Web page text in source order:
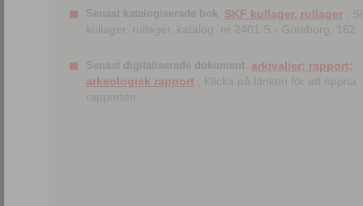
Senast katalogiserade bok SKF kullager, rullager ;
kullager, rullager, katalog. nr 2401 S.- Göteborg, 162
Senast digitaliserade dokument arkivalier; rapport;
arkeologisk rapport ; Klicka på länken för att öppna
rapporten